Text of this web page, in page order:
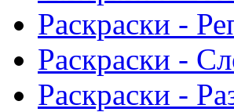
Раскраски -
Раскраски -
Раскраски -